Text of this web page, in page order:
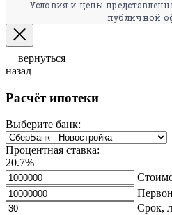
Условия и цены
публичной
вернуться
назад
Расчёт ипотеки
Выберите банк:
Процентная ставка:
20.7%
Срок,